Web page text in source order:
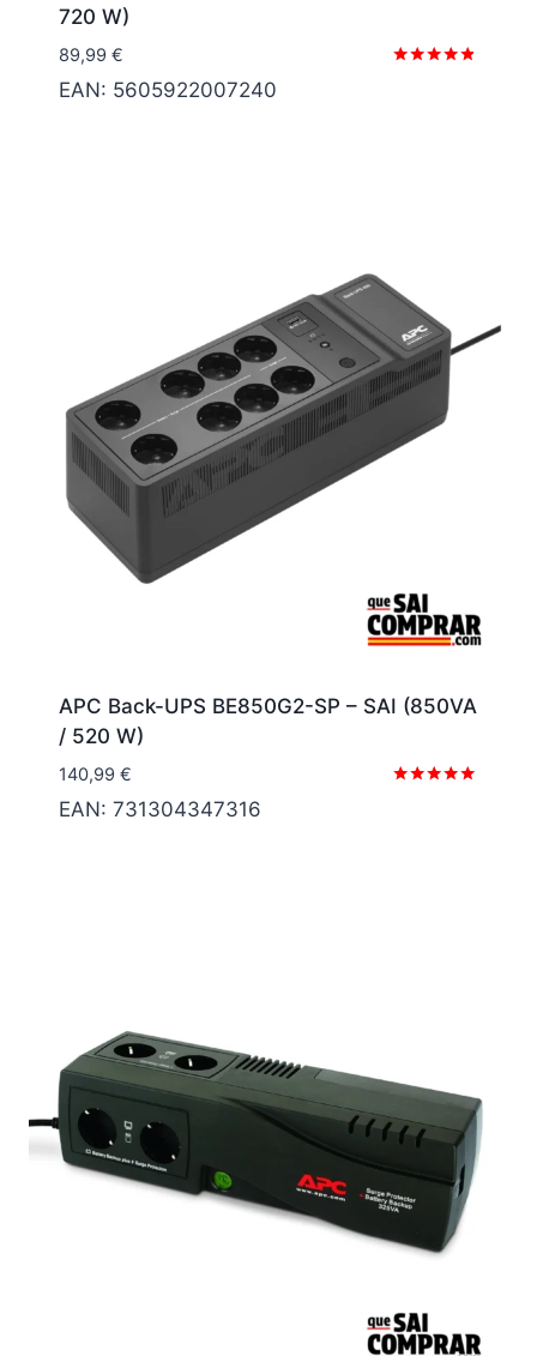
720 W)
89,99 €
EAN: 5605922007240
APC Back-UPS BE850G2-SP – SAI (850VA
/ 520 W)
140,99 €
EAN: 731304347316